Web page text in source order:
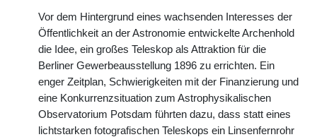
Vor dem Hintergrund eines wachsenden Interesses der
Öffentlichkeit an der Astronomie entwickelte Archenhold
die Idee, ein großes Teleskop als Attraktion für die
Berliner Gewerbeausstellung 1896 zu errichten. Ein
enger Zeitplan, Schwierigkeiten mit der Finanzierung und
eine Konkurrenzsituation zum Astrophysikalischen
Observatorium Potsdam führten dazu, dass statt eines
lichtstarken fotografischen Teleskops ein Linsenfernrohr